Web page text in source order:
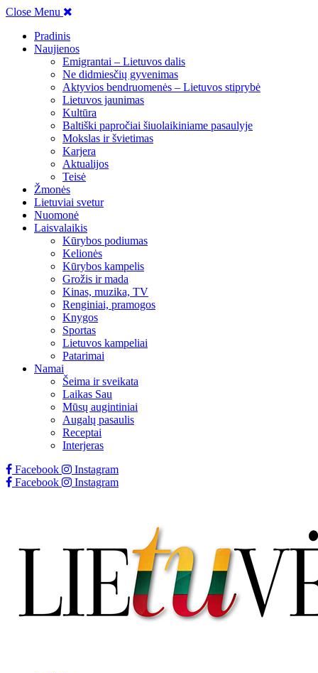
Close Menu
Pradinis
Naujienos
Emigrantai – Lietuvos dalis
Ne didmiesčių gyvenimas
Aktyvios bendruomenės – Lietuvos stiprybė
Lietuvos jaunimas
Kultūra
Baltiški papročiai šiuolaikiniame pasaulyje
Mokslas ir švietimas
Karjera
Aktualijos
Teisė
Žmonės
Lietuviai svetur
Nuomonė
Laisvalaikis
Kūrybos podiumas
Kelionės
Kūrybos kampelis
Grožis ir mada
Kinas, muzika, TV
Renginiai, pramogos
Knygos
Sportas
Lietuvos kampeliai
Patarimai
Namai
Šeima ir sveikata
Laikas Sau
Mūsų augintiniai
Augalų pasaulis
Receptai
Interjeras
Facebook
Instagram
Facebook
Instagram